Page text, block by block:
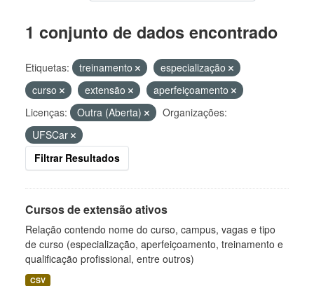
1 conjunto de dados encontrado
Etiquetas: treinamento
especialização
curso
extensão
aperfeiçoamento
Licenças:
Outra (Aberta)
Organizações:
UFSCar
Filtrar Resultados
Cursos de extensão ativos
Relação contendo nome do curso, campus, vagas e tipo
de curso (especialização, aperfeiçoamento, treinamento e
qualificação profissional, entre outros)
CSV